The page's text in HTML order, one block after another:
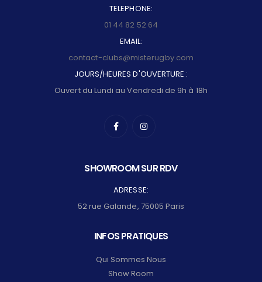
TELEPHONE:
01 44 82 52 64
EMAIL:
contact-clubs@misterugby.com
JOURS/HEURES D'OUVERTURE :
Ouvert du Lundi au Vendredi de 9h à 18h
SHOWROOM SUR RDV
ADRESSE:
52 rue Galande, 75005 Paris
INFOS PRATIQUES
Qui Sommes Nous
Show Room